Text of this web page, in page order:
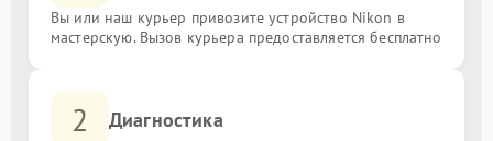
Вы или наш курьер привозите устройство Nikon в
мастерскую. Вызов курьера предоставляется бесплатно
2 Диагностика